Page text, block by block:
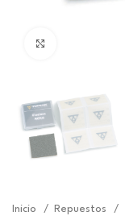
Inicio Repuestos